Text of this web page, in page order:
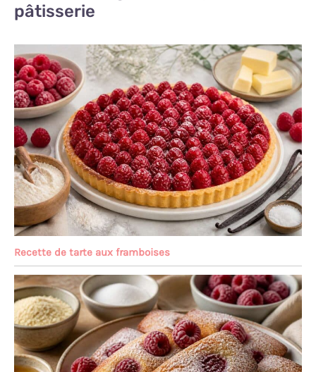
pâtisserie
Recette de tarte aux framboises